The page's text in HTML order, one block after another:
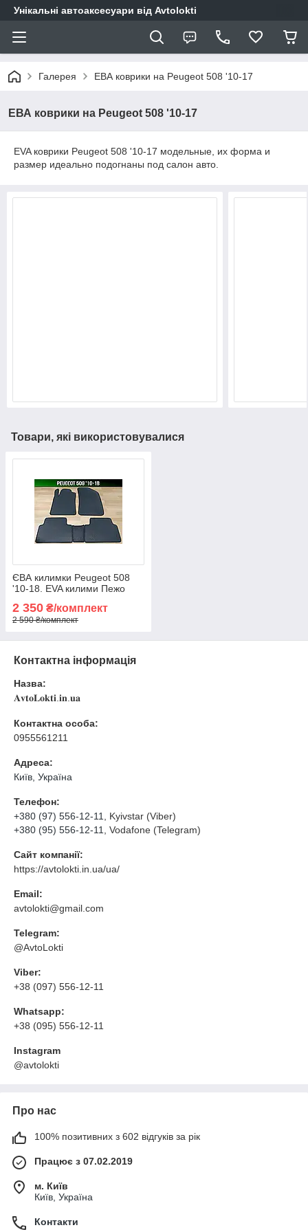
Унікальні автоаксесуари від Avtolokti
Галерея ЕВА коврики на Peugeot 508 '10-17
ЕВА коврики на Peugeot 508 '10-17
EVA коврики Peugeot 508 '10-17 модельные, их форма и
размер идеально подогнаны под салон авто.
Товари, які використовувалися
ЄВА килимки Peugeot 508
'10-18. EVA килими Пежо
2 350 ₴/комплект
2 590 ₴/комплект
Контактна інформація
Назва:
𝐀𝐯𝐭𝐨𝐋𝐨𝐤𝐭𝐢.𝐢𝐧.𝐮𝐚
Контактна особа:
0955561211
Адреса:
Київ, Україна
Телефон:
+380 (97) 556-12-11
, Kyivstar (Viber)
+380 (95) 556-12-11
, Vodafone (Telegram)
Сайт компанії:
https://avtolokti.in.ua/ua/
Email:
avtolokti@gmail.com
Telegram:
@AvtoLokti
Viber:
+38 (097) 556-12-11
Whatsapp:
+38 (095) 556-12-11
Instagram
@avtolokti
Про нас
100% позитивних з 602 відгуків за рік
Працює з 07.02.2019
м. Київ
Київ, Україна
Контакти